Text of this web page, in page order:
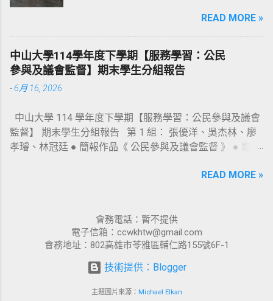
去（ 114 ）年 9 月 24 日，由林智鴻議員召
開第二次公聽會（會議資料連結：
https://reurl.cc/bd3jMd ），並於上會期（第
6 會期）由林智鴻議員完成提案；惟兩案於
會（ 108 年）， 這二部自治條例草案就曾經
在議會走過公聽會及提案等程序，只可惜最
後在大會二讀時決議擱置，遂功虧一簣！
108 年迄今， 這二部自治條例草案的內容，
都曾經歷多個版本修訂；除了納入該領域專
改。除此之外，民間也曾數度拜會陳其邁市
長說明兩案的重要性及永續理念，並獲得陳
市長承諾支持立法。 這二部自治條例之所以
多民間團體的持續支持推動；其背後最重要
的原因，是大家的一個共同信念：「 社會的
報告》，共選出 10 位【問政優質議員】、以
及 4 位【待觀察名單】；此外，也針對本會
期高雄市議會的整體表現作出總評。 陳銘彬
首先解釋本次評鑑結果公布時間之所以延宕
的原因：首先，第 6 會期的「委員會會議譯
議員發言內容的份量龐大，評鑑志工需大量
的閱讀時間，致使評鑑作業流程比預訂時間
延後近 3 個月。 接著，陳銘彬公布本次獲選
茵、李雅靜、邱俊憲、許采蓁、郭建盟、陳
質詢、業務部門質詢、委員會議、法案審查
等，皆積極出席與發言，質詢內容也都言之
有物，獲得評鑑委員們的普遍肯定；其中，
有幾位更因提出個人在「重大市政議題」的
增「辦理公聽會」的評分項目，也有人因此
READ MORE »
中山大學114學年度下學期【服務學習：公民
參與及議會監督】期末學生分組報告
-6月 16, 2026
中山大學 114 學年度下學期【服務學習：公民參與及議會
監督】 期末學生分組報告 第 1 組： 張優洋、吳杰林、廖
孝璿、林冠廷 ● 簡報作品《 公民參與及議會監督 》 ● 影片
方勳、張懷栩 ● 簡報作品《 民主，離我們有多近？ 》 ● 影
市漫威聯盟～高督盟 》
READ MORE »
會務電話：暫不提供
電子信箱：ccwkhtw@gmail.com
會務地址：802高雄市苓雅區輔仁路155號6F-1
技術提供：Blogger
主題圖片來源： Michael Elkan